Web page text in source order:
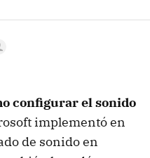
configurar el sonido
implementó en
de sonido en